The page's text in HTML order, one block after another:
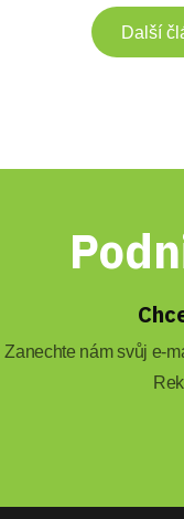
Další
Zanechte nám svůj e-